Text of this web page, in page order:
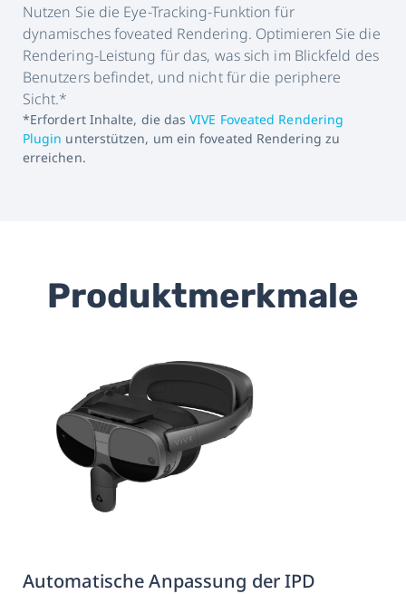
Nutzen Sie die Eye-Tracking-Funktion für
dynamisches foveated Rendering. Optimieren Sie die
Rendering-Leistung für das, was sich im Blickfeld des
Benutzers befindet, und nicht für die periphere
Sicht.*
*Erfordert Inhalte, die dasVIVE Foveated Rendering
Plugin unterstützen, um ein foveated Rendering zu
erreichen.
Produktmerkmale
Automatische Anpassung der IPD